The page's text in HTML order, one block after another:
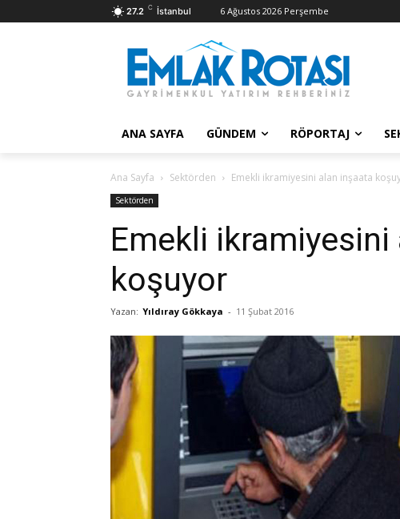
27.2 C İstanbul 6 Ağustos 2026 Perşembe
ANA SAYFA GÜNDEM RÖPORTAJ
Ana Sayfa Sektörden Emekli ikramiyesini alan inşaata
Sektörden
Emekli
koşuyor
Yazan: Yıldıray Gökkaya - 11 Şubat 2016